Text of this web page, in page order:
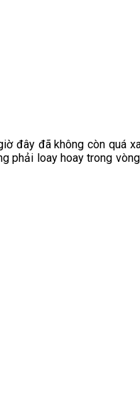
đây đã không còn quá
phải loay hoay trong